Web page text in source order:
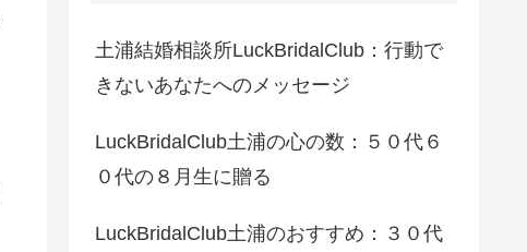
土浦結婚相談所LuckBridalClub：行動で
きないあなたへのメッセージ
LuckBridalClub土浦の心の数：５０代６
０代の８月生に贈る
LuckBridalClub土浦のおすすめ：３０代